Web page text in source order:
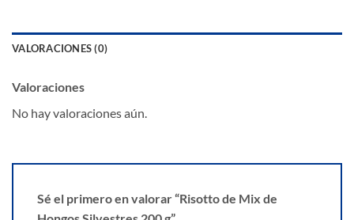
VALORACIONES (0)
Valoraciones
No hay valoraciones aún.
Sé el primero en valorar “Risotto de Mix de